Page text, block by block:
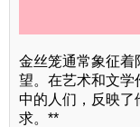
金丝笼通常象征着
望。在艺术和文学
中的人们，反映了
求。**